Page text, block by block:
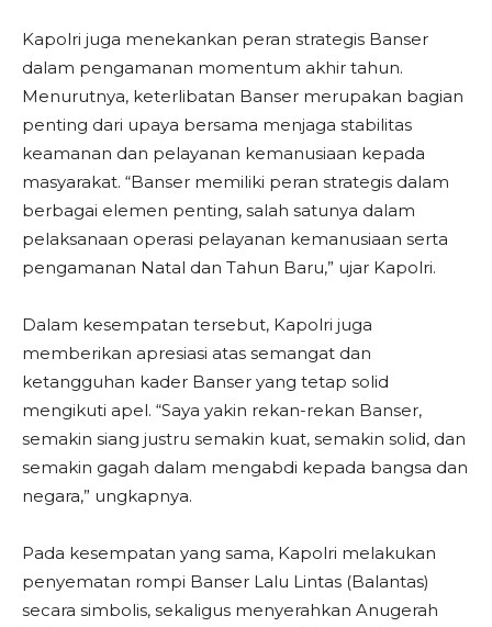
Kapolri juga menekankan peran strategis Banser
dalam pengamanan momentum akhir tahun.
Menurutnya, keterlibatan Banser merupakan bagian
penting dari upaya bersama menjaga stabilitas
keamanan dan pelayanan kemanusiaan kepada
masyarakat. “Banser memiliki peran strategis dalam
berbagai elemen penting, salah satunya dalam
pelaksanaan operasi pelayanan kemanusiaan serta
pengamanan Natal dan Tahun Baru,” ujar Kapolri.
Dalam kesempatan tersebut, Kapolri juga
memberikan apresiasi atas semangat dan
ketangguhan kader Banser yang tetap solid
mengikuti apel. “Saya yakin rekan-rekan Banser,
semakin siang justru semakin kuat, semakin solid, dan
semakin gagah dalam mengabdi kepada bangsa dan
negara,” ungkapnya.
Pada kesempatan yang sama, Kapolri melakukan
penyematan rompi Banser Lalu Lintas (Balantas)
secara simbolis, sekaligus menyerahkan Anugerah